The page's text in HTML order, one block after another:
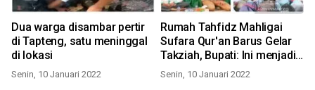
Dua warga disambar pertir
di Tapteng, satu meninggal
di lokasi
Senin, 10 Januari 2022
Rumah Tahfidz Mahligai
Sufara Qur'an Barus Gelar
Takziah, Bupati: Ini menjadi
penyemangat bagi kami
Senin, 10 Januari 2022